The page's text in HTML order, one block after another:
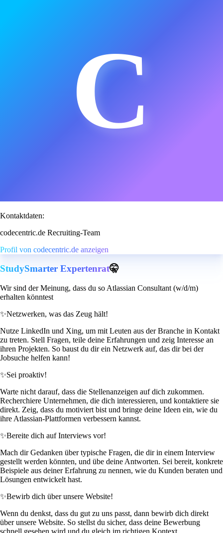
C
Kontaktdaten:
codecentric.de Recruiting-Team
Profil von codecentric.de anzeigen
StudySmarter Expertenrat🤫
Wir sind der Meinung, dass du so Atlassian Consultant (w/d/m)
erhalten könntest
✨Netzwerken, was das Zeug hält!
Nutze LinkedIn und Xing, um mit Leuten aus der Branche in Kontakt
zu treten. Stell Fragen, teile deine Erfahrungen und zeig Interesse an
ihren Projekten. So baust du dir ein Netzwerk auf, das dir bei der
Jobsuche helfen kann!
✨Sei proaktiv!
Warte nicht darauf, dass die Stellenanzeigen auf dich zukommen.
Recherchiere Unternehmen, die dich interessieren, und kontaktiere sie
direkt. Zeig, dass du motiviert bist und bringe deine Ideen ein, wie du
ihre Atlassian-Plattformen verbessern kannst.
✨Bereite dich auf Interviews vor!
Mach dir Gedanken über typische Fragen, die dir in einem Interview
gestellt werden könnten, und übe deine Antworten. Sei bereit, konkrete
Beispiele aus deiner Erfahrung zu nennen, wie du Kunden beraten und
Lösungen entwickelt hast.
✨Bewirb dich über unsere Website!
Wenn du denkst, dass du gut zu uns passt, dann bewirb dich direkt
über unsere Website. So stellst du sicher, dass deine Bewerbung